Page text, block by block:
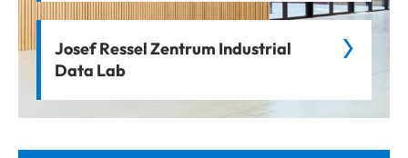
Josef Ressel Zentrum Industrial
Data Lab